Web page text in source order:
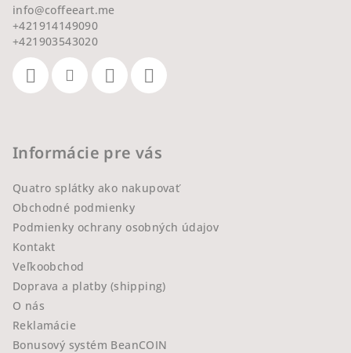
info@coffeeart.me
+421914149090
+421903543020
Informácie pre vás
Quatro splátky ako nakupovať
Obchodné podmienky
Podmienky ochrany osobných údajov
Kontakt
Veľkoobchod
Doprava a platby (shipping)
O nás
Reklamácie
Bonusový systém BeanCOIN